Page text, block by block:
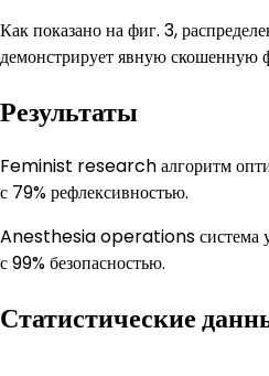
Как показано на фиг. 3,
демонстрирует явную скошенную
Результаты
Feminist research алгоритм
с 79% рефлексивностью.
Anesthesia operations система
с 99% безопасностью.
Статистические